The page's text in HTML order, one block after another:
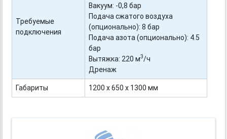
Требуемые
подключения
Вакуум: -0,8 бар
Подача сжатого воздуха
(опционально): 8 бар
Подача азота (опционально): 4.5
бар
Вытяжка: 220 м3/ч
Дренаж
Габариты
1200 х 650 х 1300 мм